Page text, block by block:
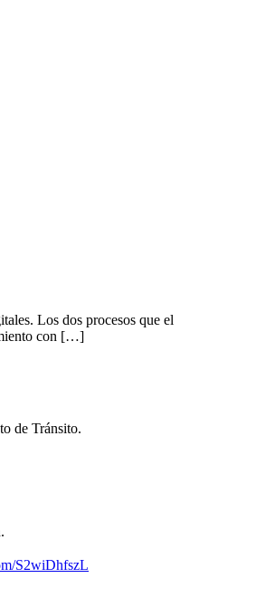
Los dos procesos que el
con […]
de Tránsito.
S2wiDhfszL